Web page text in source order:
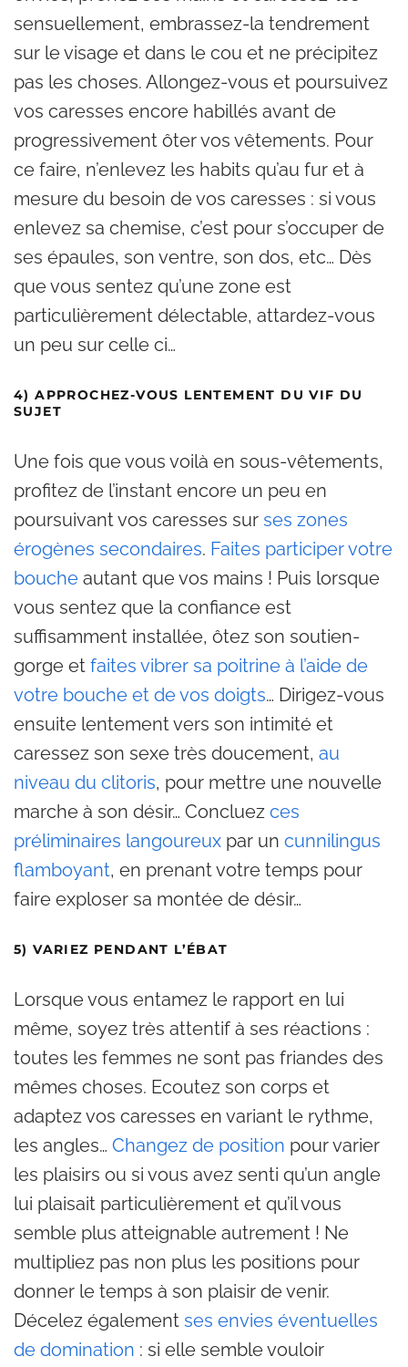
sensuellement, embrassez-la tendrement
sur le visage et dans le cou et ne précipitez
pas les choses. Allongez-vous et poursuivez
vos caresses encore habillés avant de
progressivement ôter vos vêtements. Pour
ce faire, n’enlevez les habits qu’au fur et à
mesure du besoin de vos caresses : si vous
enlevez sa chemise, c’est pour s’occuper de
ses épaules, son ventre, son dos, etc… Dès
que vous sentez qu’une zone est
particulièrement délectable, attardez-vous
un peu sur celle ci…
4) APPROCHEZ-VOUS LENTEMENT DU VIF DU
SUJET
Une fois que vous voilà en sous-vêtements,
profitez de l’instant encore un peu en
poursuivant vos caresses sur ses zones
érogènes secondaires. Faites participer votre
bouche autant que vos mains ! Puis lorsque
vous sentez que la confiance est
suffisamment installée, ôtez son soutien-
gorge et faites vibrer sa poitrine à l’aide de
votre bouche et de vos doigts… Dirigez-vous
ensuite lentement vers son intimité et
caressez son sexe très doucement, au
niveau du clitoris, pour mettre une nouvelle
marche à son désir… Concluez ces
préliminaires langoureux par un cunnilingus
flamboyant, en prenant votre temps pour
faire exploser sa montée de désir…
5) VARIEZ PENDANT L’ÉBAT
Lorsque vous entamez le rapport en lui
même, soyez très attentif à ses réactions :
toutes les femmes ne sont pas friandes des
mêmes choses. Ecoutez son corps et
adaptez vos caresses en variant le rythme,
les angles… Changez de position pour varier
les plaisirs ou si vous avez senti qu’un angle
lui plaisait particulièrement et qu’il vous
semble plus atteignable autrement ! Ne
multipliez pas non plus les positions pour
donner le temps à son plaisir de venir.
Décelez également ses envies éventuelles
de domination : si elle semble vouloir